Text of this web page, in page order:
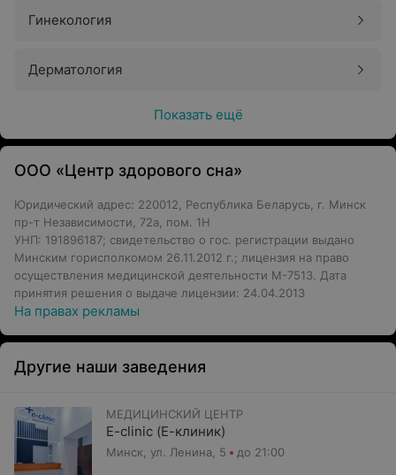
Гинекология
Дерматология
Показать ещё
ООО «Центр здорового сна»
Юридический адрес: 220012, Республика Беларусь, г. Минск
пр-т Независимости, 72а, пом. 1Н
УНП: 191896187; свидетельство о гос. регистрации выдано
Минским горисполкомом 26.11.2012 г.; лицензия на право
осуществления медицинской деятельности М-7513. Дата
принятия решения о выдаче лицензии: 24.04.2013
На правах рекламы
Другие наши заведения
МЕДИЦИНСКИЙ ЦЕНТР
E-clinic (Е-клиник)
Минск, ул. Ленина, 5 до 21:00